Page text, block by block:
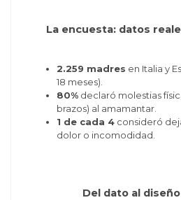
La encuesta: datos
2.259 madres en Italia y
18 meses).
80%declaró molestias
brazos) al amamantar.
1 de cada 4consideró
dolor o incomodidad.
Del dato al